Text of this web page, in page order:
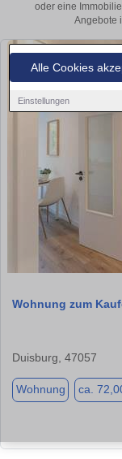
Alle Cookies
Einstellungen
oder eine
Angebote
Wohnung zum
Duisburg, 47057
Wohnung ca.